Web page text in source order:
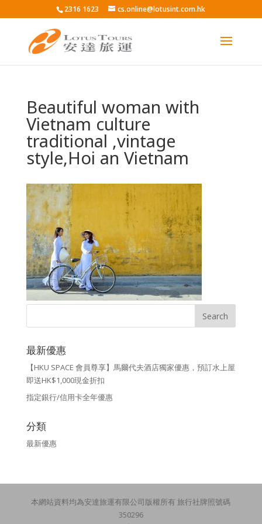
2316 1623 cs.online@lotusint.com.hk
Beautiful woman with
Vietnam culture
traditional ,vintage
style,Hoi an Vietnam
最新優惠
【HKU SPACE 會員尊享】馬爾代夫酒店獨家優惠，預訂水上屋
即送HK$1,000現金折扣
指定銀行/信用卡全年優惠
分類
最新優惠
本網站資料均為安達旅運有限公司版權所有 旅行社牌照號碼
350296